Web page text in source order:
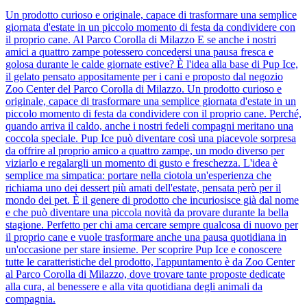
Un prodotto curioso e originale, capace di trasformare una semplice
giornata d'estate in un piccolo momento di festa da condividere con
il proprio cane. Al Parco Corolla di Milazzo E se anche i nostri
amici a quattro zampe potessero concedersi una pausa fresca e
golosa durante le calde giornate estive? È l'idea alla base di Pup Ice,
il gelato pensato appositamente per i cani e proposto dal negozio
Zoo Center del Parco Corolla di Milazzo. Un prodotto curioso e
originale, capace di trasformare una semplice giornata d'estate in un
piccolo momento di festa da condividere con il proprio cane. Perché,
quando arriva il caldo, anche i nostri fedeli compagni meritano una
coccola speciale. Pup Ice può diventare così una piacevole sorpresa
da offrire al proprio amico a quattro zampe, un modo diverso per
viziarlo e regalargli un momento di gusto e freschezza. L'idea è
semplice ma simpatica: portare nella ciotola un'esperienza che
richiama uno dei dessert più amati dell'estate, pensata però per il
mondo dei pet. È il genere di prodotto che incuriosisce già dal nome
e che può diventare una piccola novità da provare durante la bella
stagione. Perfetto per chi ama cercare sempre qualcosa di nuovo per
il proprio cane e vuole trasformare anche una pausa quotidiana in
un'occasione per stare insieme. Per scoprire Pup Ice e conoscere
tutte le caratteristiche del prodotto, l'appuntamento è da Zoo Center
al Parco Corolla di Milazzo, dove trovare tante proposte dedicate
alla cura, al benessere e alla vita quotidiana degli animali da
compagnia.